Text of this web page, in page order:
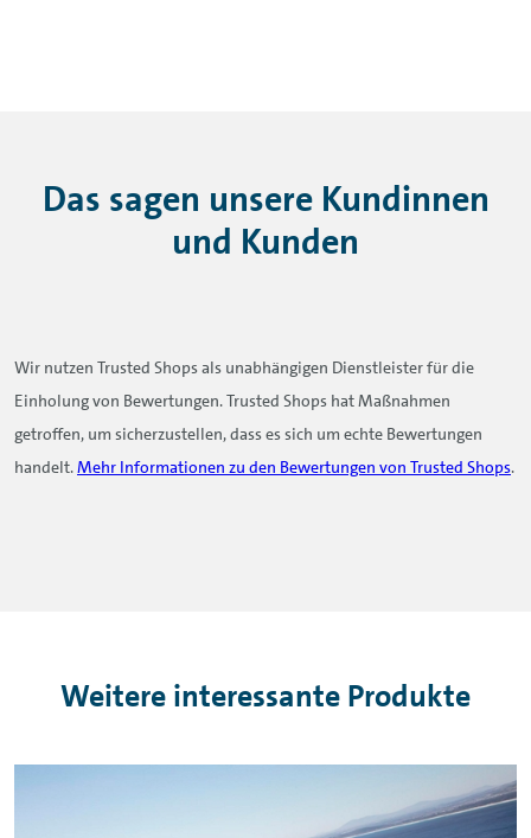
Das sagen unsere Kundinnen
und Kunden
Wir nutzen Trusted Shops als unabhängigen Dienstleister für die
Einholung von Bewertungen. Trusted Shops hat Maßnahmen
getroffen, um sicherzustellen, dass es sich um echte Bewertungen
handelt.Mehr Informationen zu den Bewertungen von Trusted Shops.
Weitere interessante Produkte